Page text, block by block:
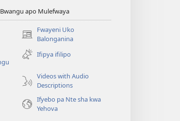
apo Mulefwaya
Fwayeni Uko
Balonganina
(yalaisula
na
imbi)
Ifipya ifilipo
Videos with Audio
Descriptions
Ifyebo pa Nte sha kwa
Yehova